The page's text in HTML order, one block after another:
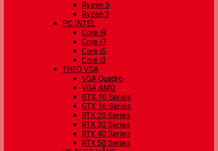
Ryzen 5
Ryzen 3
PC INTEL
Core i9
Core i7
Core i5
Core i3
THEO VGA
VGA Quadro
VGA AMD
GTX 10 Series
GTX 16 Series
RTX 20 Series
RTX 30 Series
RTX 40 Series
RTX 50 Series